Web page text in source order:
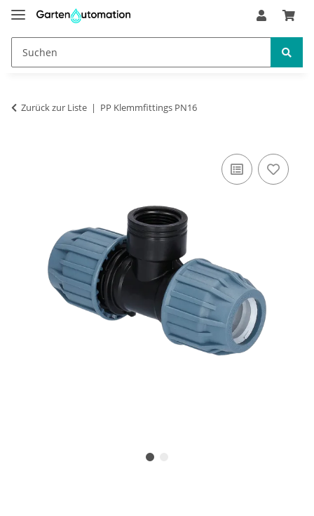
Zurück zur Liste PP Klemmfittings PN16